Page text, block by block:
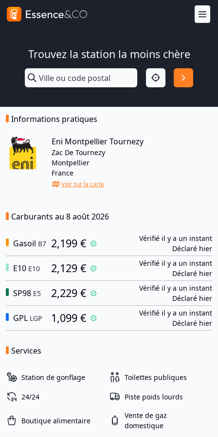
Trouvez la station la moins chère
Informations pratiques
Eni Montpellier Tournezy
Zac De Tournezy
Montpellier
France
Voir sur la carte
Carburants au 8 août 2026
Gasoil B7 2,199 €
Vérifié il y a un instant
Déclaré hier
E10 E10 2,129 €
Vérifié il y a un instant
Déclaré hier
SP98 E5 2,229 €
Vérifié il y a un instant
Déclaré hier
GPL LGP 1,099 €
Vérifié il y a un instant
Déclaré hier
Services
Station de gonflage Toilettes publiques
24/24 Piste poids lourds
Boutique alimentaire
Vente de gaz
domestique